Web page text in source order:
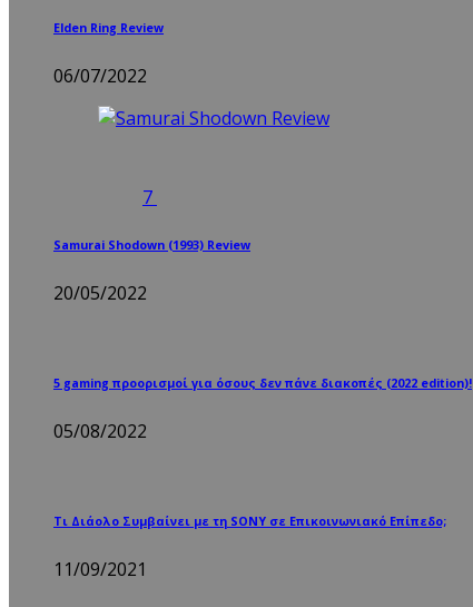
Elden Ring Review
06/07/2022
7
Samurai Shodown (1993) Review
20/05/2022
5 gaming προορισμοί για όσους δεν πάνε διακοπές (2022 edition)!
05/08/2022
Τι Διάολο Συμβαίνει με τη SONY σε Επικοινωνιακό Επίπεδο;
11/09/2021